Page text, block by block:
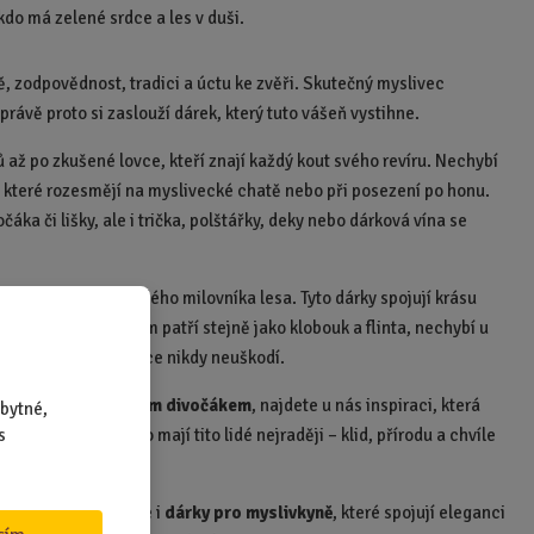
má zelené srdce a les v duši.
zodpovědnost, tradici a úctu ke zvěři. Skutečný myslivec
proto si zaslouží dárek, který tuto vášeň vystihne.
až po zkušené lovce, kteří znají každý kout svého revíru. Nechybí
rozesmějí na myslivecké chatě nebo při posezení po honu.
či lišky, ale i trička, polštářky, deky nebo dárková vína se
zútulní domov každého milovníka lesa. Tyto dárky spojují krásu
humor k myslivcům patří stejně jako klobouk a flinta, nechybí u
ví, že trochu legrace nikdy neuškodí.
pomoc s uloveným divočákem, najdete u nás inspiraci, která
připomínají to, co mají tito lidé nejraději – klid, přírodu a chvíle
a proto tu najdete i dárky pro myslivkyně, které spojují eleganci